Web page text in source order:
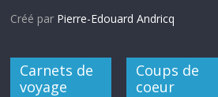
Créé par Pierre-Edouard Andricq
Carnets de
voyage
Coups de
coeur